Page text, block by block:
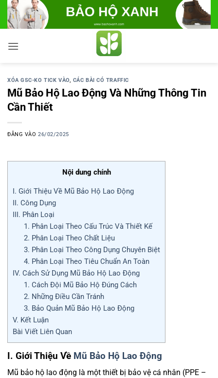
Bỏ
qua
nội
dung
XÓA GSC-KO TICK VÀO, CÁC BÀI CÓ TRAFFIC
Mũ Bảo Hộ Lao Động Và Những Thông Tin
Cần Thiết
ĐĂNG VÀO26/02/2025
Nội dung chính
I. Giới Thiệu Về Mũ Bảo Hộ Lao Động
II. Công Dụng
III. Phân Loại
1. Phân Loại Theo Cấu Trúc Và Thiết Kế
2. Phân Loại Theo Chất Liệu
3. Phân Loại Theo Công Dụng Chuyên Biệt
4. Phân Loại Theo Tiêu Chuẩn An Toàn
IV. Cách Sử Dụng Mũ Bảo Hộ Lao Động
1. Cách Đội Mũ Bảo Hộ Đúng Cách
2. Những Điều Cần Tránh
3. Bảo Quản Mũ Bảo Hộ Lao Động
V. Kết Luận
Bài Viết Liên Quan
I. Giới Thiệu Về Mũ Bảo Hộ Lao Động
Mũ bảo hộ lao động là một thiết bị bảo vệ cá nhân (PPE –